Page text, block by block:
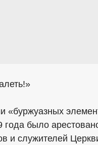
«буржуазных
было
и служителей